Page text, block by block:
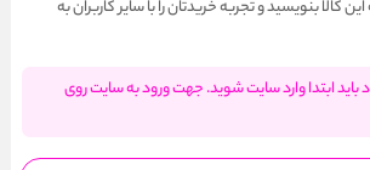
کالا بنویسید و تجربه خریدتان را با سایر کاربران به
ابتدا وارد سایت شوید. جهت ورود به سایت روی